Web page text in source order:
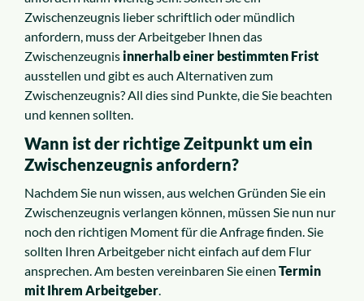
Zwischenzeugnis lieber schriftlich oder mündlich
anfordern, muss der Arbeitgeber Ihnen das
Zwischenzeugnisinnerhalb einer bestimmten Frist
ausstellen und gibt es auch Alternativen zum
Zwischenzeugnis? All dies sind Punkte, die Sie beachten
und kennen sollten.
Wann ist der richtige Zeitpunkt um ein
Zwischenzeugnis anfordern?
Nachdem Sie nun wissen, aus welchen Gründen Sie ein
Zwischenzeugnis verlangen können, müssen Sie nun nur
noch den richtigen Moment für die Anfrage finden. Sie
sollten Ihren Arbeitgeber nicht einfach auf dem Flur
ansprechen. Am besten vereinbaren Sie einen Termin
mit Ihrem Arbeitgeber.